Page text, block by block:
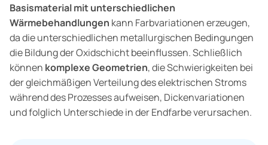
Basismaterial mit unterschiedlichen
Wärmebehandlungen kann Farbvariationen erzeugen,
da die unterschiedlichen metallurgischen Bedingungen
die Bildung der Oxidschicht beeinflussen. Schließlich
können komplexe Geometrien, die Schwierigkeiten bei
der gleichmäßigen Verteilung des elektrischen Stroms
während des Prozesses aufweisen, Dickenvariationen
und folglich Unterschiede in der Endfarbe verursachen.